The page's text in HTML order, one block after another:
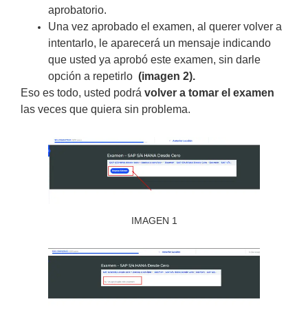
aprobatorio.
Una vez aprobado el examen, al querer volver a
intentarlo, le aparecerá un mensaje indicando
que usted ya aprobó este examen, sin darle
opción a repetirlo (imagen 2).
Eso es todo, usted podrá volver a tomar el examen
las veces que quiera sin problema.
IMAGEN 1